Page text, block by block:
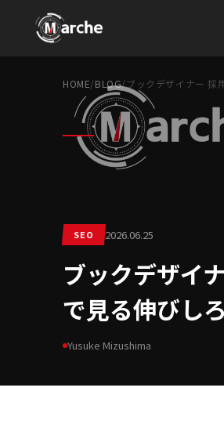
HOME/BLOG/ブックデザイナー 採
SEO 2026.06.25
ブックデザイ
で見る伸びし
Yusuke Mizushima